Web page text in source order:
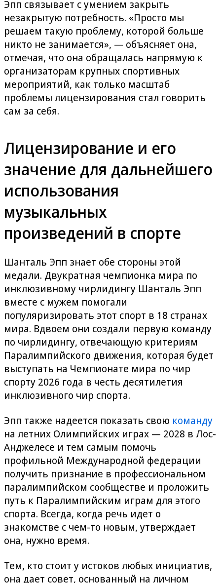
Эпп связывает с умением закрыть
незакрытую потребность. «Просто мы
решаем такую проблему, которой больше
никто не занимается», — объясняет она,
отмечая, что она обращалась напрямую к
организаторам крупных спортивных
мероприятий, как только масштаб
проблемы лицензирования стал говорить
сам за себя.
Лицензирование и его
значение для дальнейшего
использования
музыкальных
произведений в спорте
Шанталь Эпп знает обе стороны этой
медали. Двукратная чемпионка мира по
инклюзивному чирлидингу Шанталь Эпп
вместе с мужем помогали
популяризировать этот спорт в 18 странах
мира. Вдвоем они создали первую команду
по чирлидингу, отвечающую критериям
Паралимпийского движения, которая будет
выступать на Чемпионате мира по чир
спорту 2026 года в честь десятилетия
инклюзивного чир спорта.
Эпп также надеется показать свою команду
на летних Олимпийских играх — 2028 в Лос-
Анджелесе и тем самым помочь
профильной Международной федерации
получить признание в профессиональном
паралимпийском сообществе и проложить
путь к Паралимпийским играм для этого
спорта. Всегда, когда речь идет о
знакомстве с чем-то новым, утверждает
она, нужно время.
Тем, кто стоит у истоков любых инициатив,
она дает совет, основанный на личном